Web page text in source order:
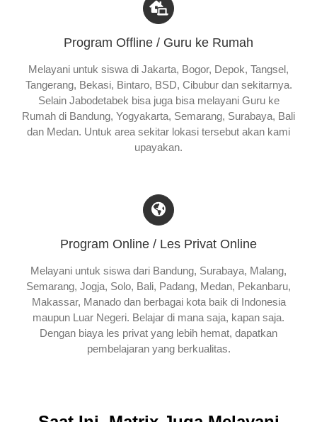
Program Offline / Guru ke Rumah
Melayani untuk siswa di Jakarta, Bogor, Depok, Tangsel,
Tangerang, Bekasi, Bintaro, BSD, Cibubur dan sekitarnya.
Selain Jabodetabek bisa juga bisa melayani Guru ke
Rumah di Bandung, Yogyakarta, Semarang, Surabaya, Bali
dan Medan. Untuk area sekitar lokasi tersebut akan kami
upayakan.
Program Online / Les Privat Online
Melayani untuk siswa dari Bandung, Surabaya, Malang,
Semarang, Jogja, Solo, Bali, Padang, Medan, Pekanbaru,
Makassar, Manado dan berbagai kota baik di Indonesia
maupun Luar Negeri. Belajar di mana saja, kapan saja.
Dengan biaya les privat yang lebih hemat, dapatkan
pembelajaran yang berkualitas.